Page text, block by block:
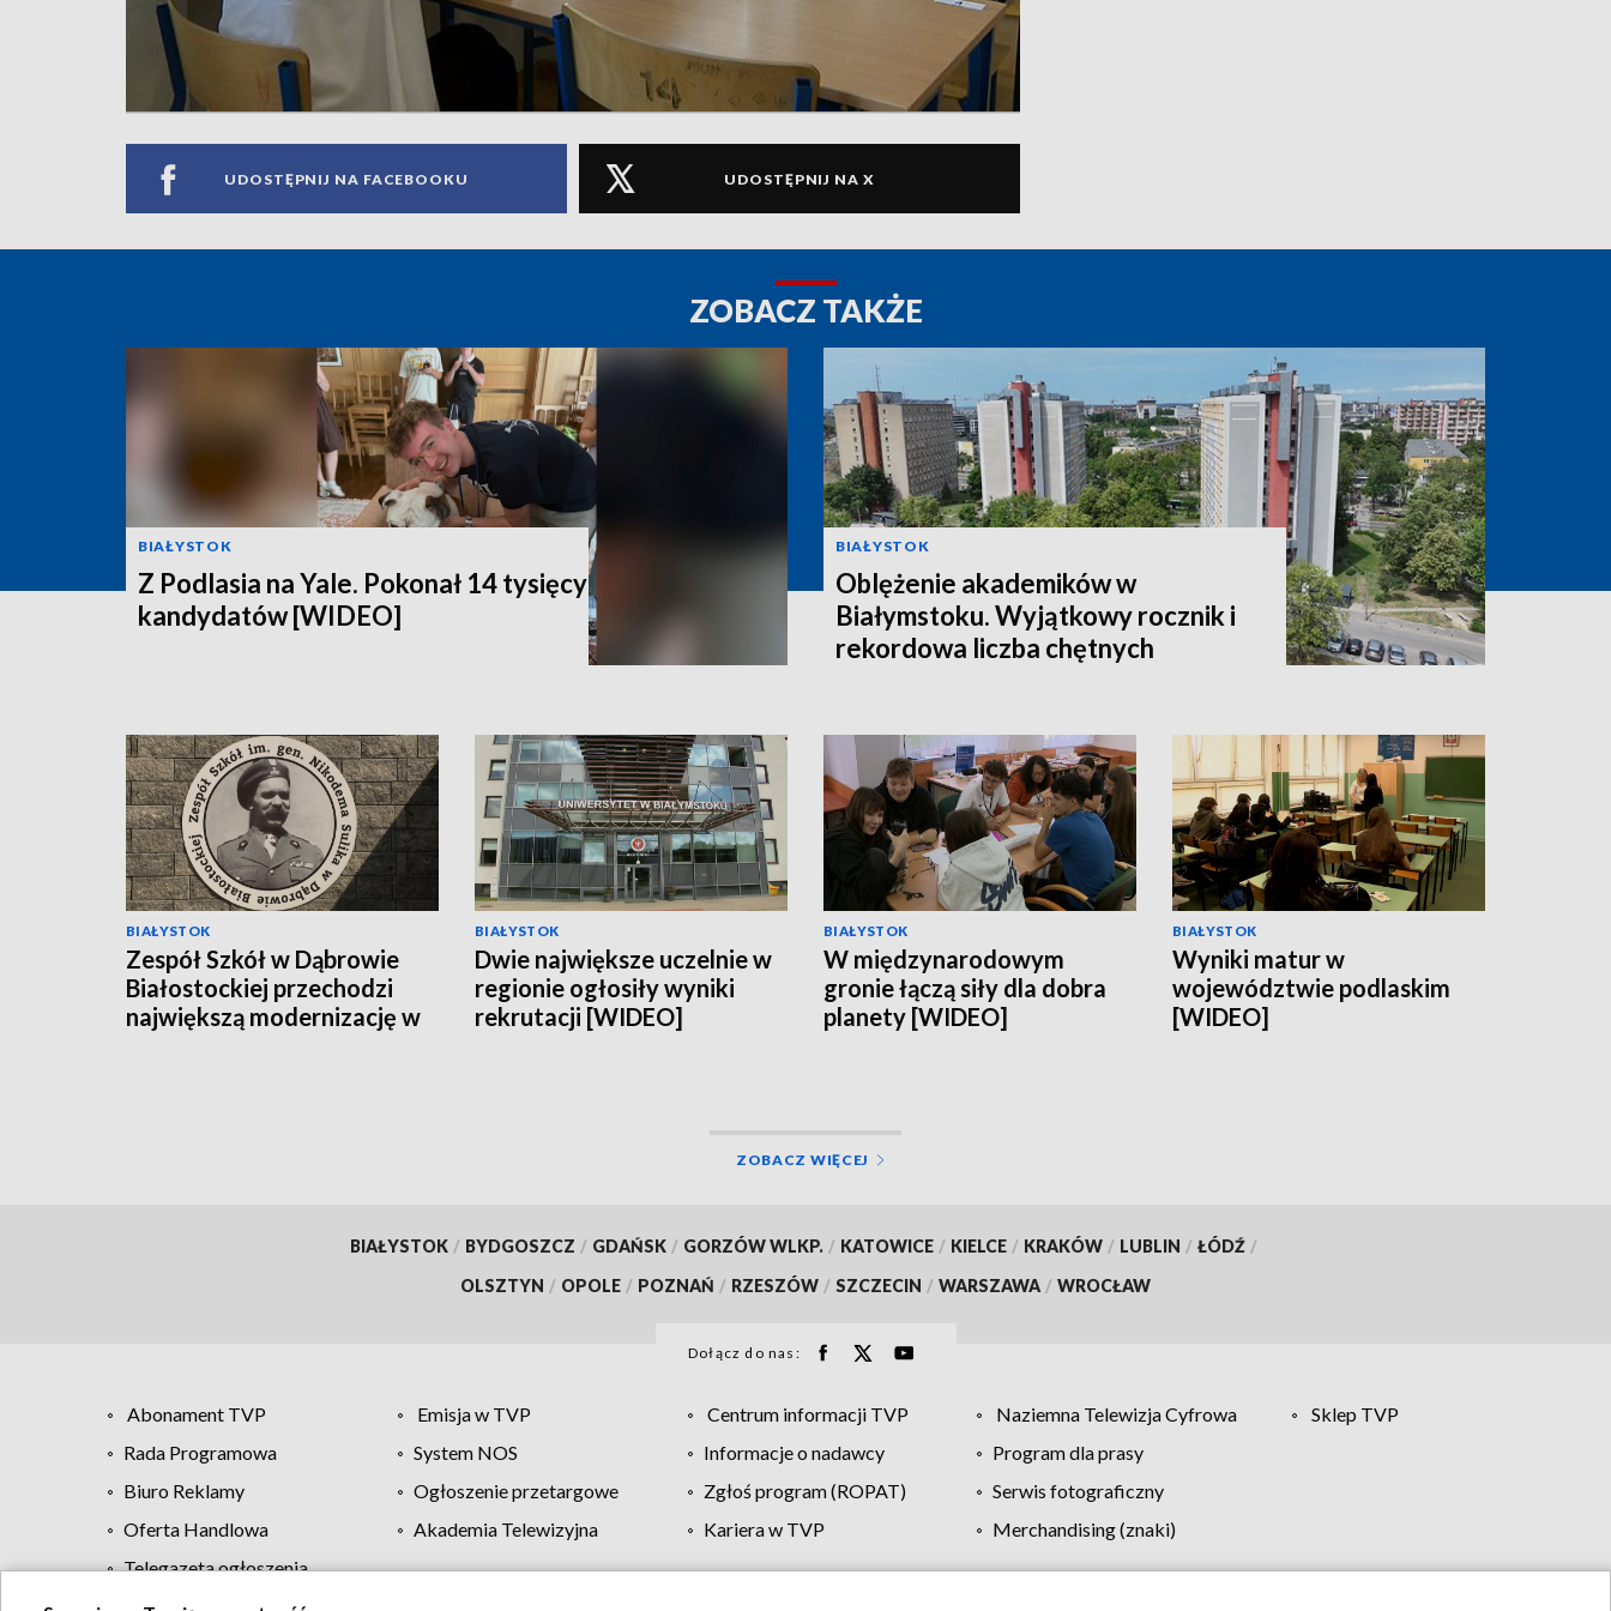
UDOSTĘPNIJ NA FACEBOOKU UDOSTĘPNIJ NA X
ZOBACZ TAKŻE
BIAŁYSTOK
Z Podlasia na Yale. Pokonał 14 tysięcy
kandydatów [WIDEO]
BIAŁYSTOK
Oblężenie akademików w
Białymstoku. Wyjątkowy rocznik i
rekordowa liczba chętnych
BIAŁYSTOK
Zespół Szkół w Dąbrowie
Białostockiej przechodzi
największą modernizację w
BIAŁYSTOK
Dwie największe uczelnie w
regionie ogłosiły wyniki
rekrutacji [WIDEO]
BIAŁYSTOK
W międzynarodowym
gronie łączą siły dla dobra
planety [WIDEO]
BIAŁYSTOK
Wyniki matur w
województwie podlaskim
[WIDEO]
ZOBACZ WIĘCEJ
BIAŁYSTOK / BYDGOSZCZ / GDAŃSK / GORZÓW WLKP. / KATOWICE / KIELCE / KRAKÓW / LUBLIN / ŁÓDŹ /
OLSZTYN / OPOLE / POZNAŃ / RZESZÓW / SZCZECIN / WARSZAWA / WROCŁAW
Dołącz do nas:
Abonament TVP Emisja w TVP Centrum informacji TVP Naziemna Telewizja Cyfrowa
Sklep TVP
Rada Programowa
System NOS Informacje o nadawcy
Program dla prasy
Biuro Reklamy
Ogłoszenie przetargowe Zgłoś program (ROPAT)
Serwis fotograficzny
Oferta Handlowa
Akademia Telewizyjna Kariera w TVP
Merchandising (znaki)
Telegazeta ogłoszenia